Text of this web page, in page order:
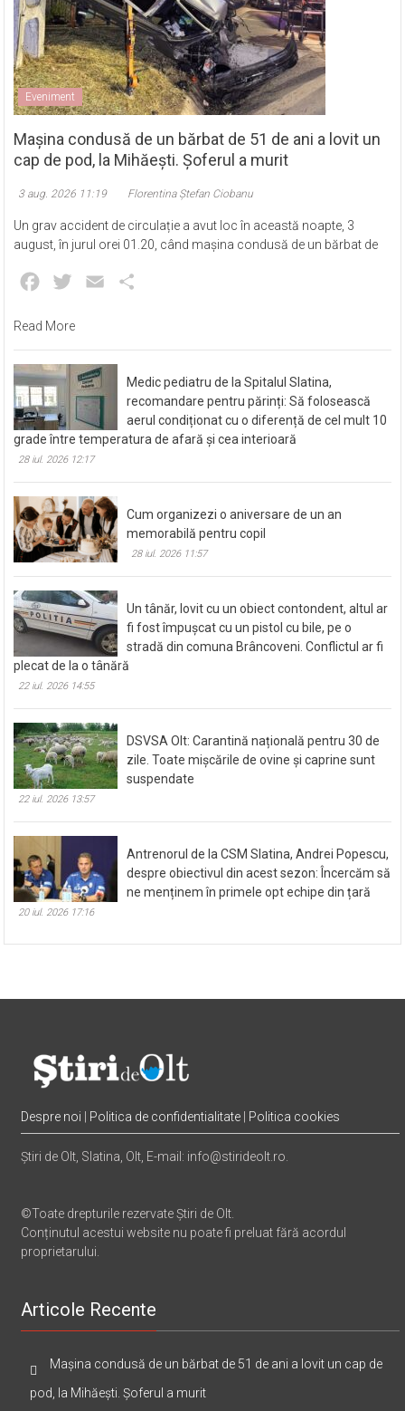
Eveniment
Mașina condusă de un bărbat de 51 de ani a lovit un
cap de pod, la Mihăești. Șoferul a murit
3 aug. 2026 11:19 Florentina Ștefan Ciobanu
Un grav accident de circulație a avut loc în această noapte, 3
august, în jurul orei 01.20, când mașina condusă de un bărbat de
Facebook
Twitter Email
Read More
Medic pediatru de la Spitalul Slatina,
recomandare pentru părinți: Să folosească
aerul condiționat cu o diferență de cel mult 10
grade între temperatura de afară și cea interioară
28 iul. 2026 12:17
Cum organizezi o aniversare de un an
memorabilă pentru copil
28 iul. 2026 11:57
Un tânăr, lovit cu un obiect contondent, altul ar
fi fost împușcat cu un pistol cu bile, pe o
stradă din comuna Brâncoveni. Conflictul ar fi
plecat de la o tânără
22 iul. 2026 14:55
DSVSA Olt: Carantină națională pentru 30 de
zile. Toate mișcările de ovine și caprine sunt
suspendate
22 iul. 2026 13:57
Antrenorul de la CSM Slatina, Andrei Popescu,
despre obiectivul din acest sezon: Încercăm să
ne menținem în primele opt echipe din țară
20 iul. 2026 17:16
Despre noi Politica de confidentialitate Politica cookies
Știri de Olt, Slatina, Olt, E-mail: info@stirideolt.ro.
©Toate drepturile rezervate Știri de Olt.
Conținutul acestui website nu poate fi preluat fără acordul
proprietarului.
Articole Recente
Mașina condusă de un bărbat de 51 de ani a lovit un cap de
pod, la Mihăești. Șoferul a murit